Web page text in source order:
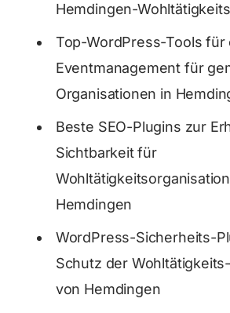
Hemdingen-
Top-WordPress-Tools für
Eventmanagement für
Organisationen in
Beste SEO-Plugins zur
Sichtbarkeit für
Hemdingen
WordPress-Sicherheits-
Schutz der
von Hemdingen